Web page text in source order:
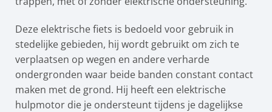
Deze elektrische fiets is bedoeld voor gebruik in
stedelijke gebieden, hij wordt gebruikt om zich te
verplaatsen op wegen en andere verharde
ondergronden waar beide banden constant contact
maken met de grond. Hij heeft een elektrische
hulpmotor die je ondersteunt tijdens je dagelijkse